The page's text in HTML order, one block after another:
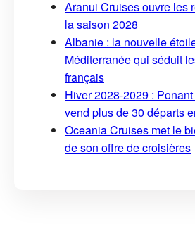
Aranui Cruises ouvre les
la saison 2028
Albanie : la nouvelle
Méditerranée qui séduit
français
Hiver 2028-2029 :
vend plus de 30 départs
Oceania Cruises met le
de son offre de croisières